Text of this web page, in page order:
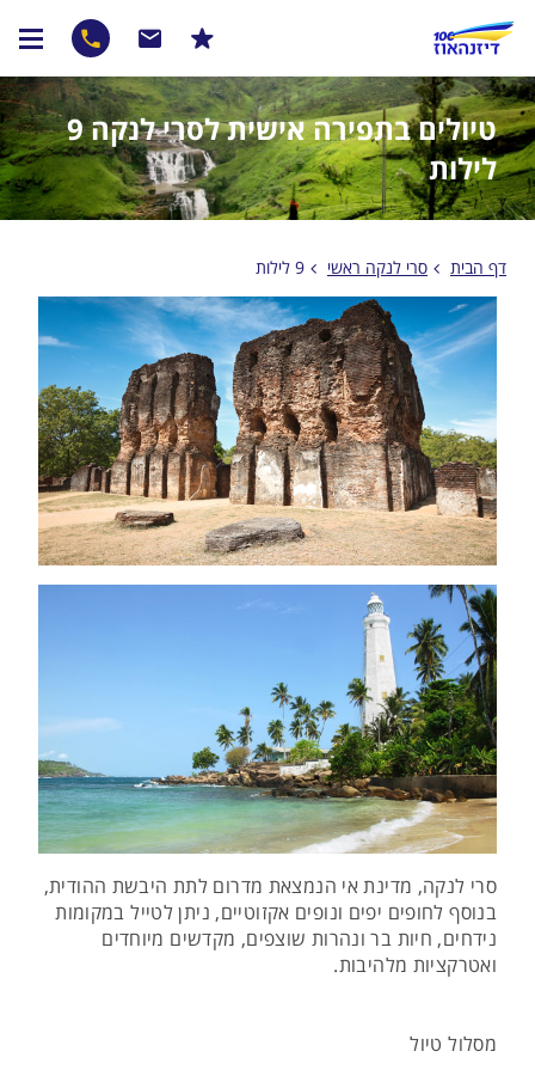
טיולים בתפירה אישית לסרי לנקה 9
לילות
דף הבית סרי לנקה ראשי 9 לילות
סרי לנקה, מדינת אי הנמצאת מדרום לתת היבשת ההודית,
בנוסף לחופים יפים ונופים אקזוטיים, ניתן לטייל במקומות
נידחים, חיות בר ונהרות שוצפים, מקדשים מיוחדים
ואטרקציות מלהיבות.
מסלול טיול